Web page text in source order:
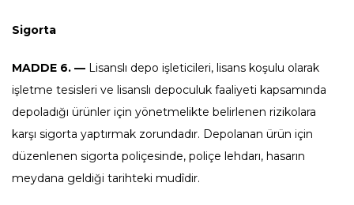
Sigorta
MADDE 6. — Lisanslı depo işleticileri, lisans koşulu olarak
işletme tesisleri ve lisanslı depoculuk faaliyeti kapsamında
depoladığı ürünler için yönetmelikte belirlenen rizikolara
karşı sigorta yaptırmak zorundadır. Depolanan ürün için
düzenlenen sigorta poliçesinde, poliçe lehdarı, hasarın
meydana geldiği tarihteki mudîdir.